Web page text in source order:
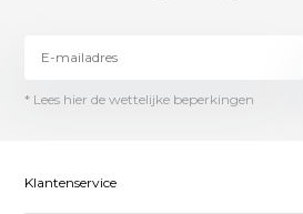
* Lees hier de wettelijke beperkingen
Klantenservice